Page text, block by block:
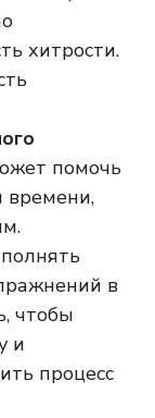
хитрости.
помочь
времени,
в
чтобы
и
процесс